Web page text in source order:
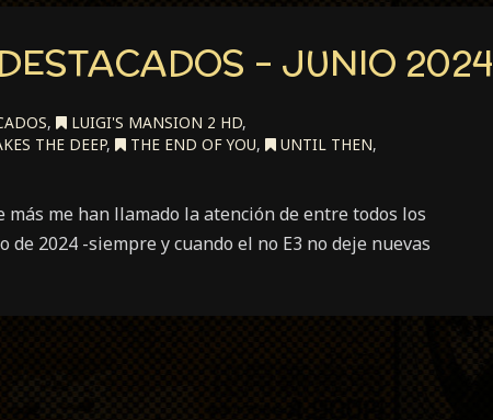
– JUNIO 2024
, LUIGI'S MANSION 2 HD,
THE DEEP, THE END OF YOU, UNTIL THEN,
me han llamado la atención de entre todos los
2024 -siempre y cuando el no E3 no deje nuevas